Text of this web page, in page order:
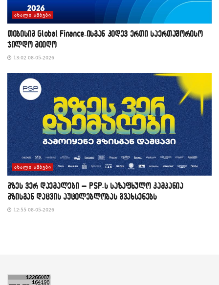
ᲐᲮᲐᲚᲘ ᲐᲛᲑᲔᲑᲘ
თიბისიმ Global Finance-ისგან კიდევ ერთი საერთაშორისო
ჯილდო მიიღო
13:02 08-05-2026
ᲐᲮᲐᲚᲘ ᲐᲛᲑᲔᲑᲘ
მზეს ვერ დაემალები – PSP-ს საზაფხულო კამპანია
მზისგან დაცვის აუცილებლობას გვახსენებს
12:55 08-05-2026